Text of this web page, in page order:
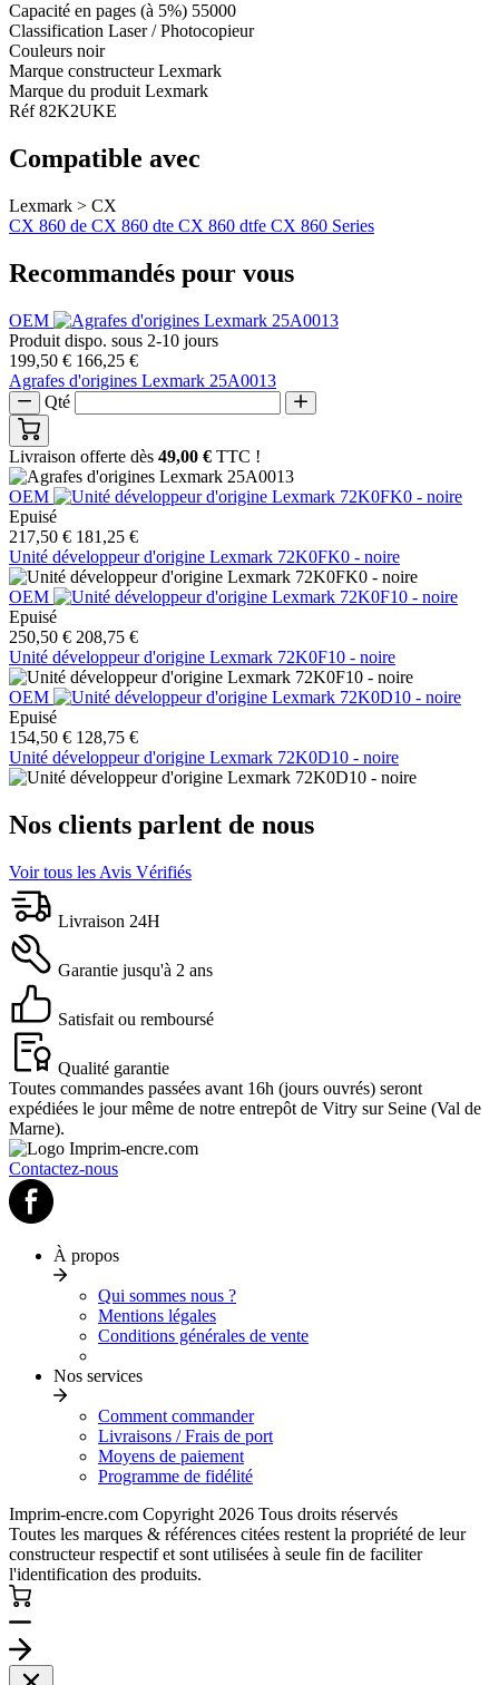
Capacité en pages (à 5%) 55000
Classification Laser / Photocopieur
Couleurs noir
Marque constructeurLexmark
Marque du produit Lexmark
Réf82K2UKE
Compatible avec
Lexmark > CX
CX 860 de CX 860 dte CX 860 dtfe CX 860 Series
Recommandés pour vous
OEM
Produit dispo. sous 2-10 jours
199,50 € 166,25 €
Agrafes d'origines Lexmark 25A0013
Qté
Livraison offerte dès 49,00 € TTC !
OEM
Epuisé
217,50 € 181,25 €
Unité développeur d'origine Lexmark 72K0FK0 - noire
OEM
Epuisé
250,50 € 208,75 €
Unité développeur d'origine Lexmark 72K0F10 - noire
OEM
Epuisé
154,50 € 128,75 €
Unité développeur d'origine Lexmark 72K0D10 - noire
Nos clients parlent de nous
Voir tous les Avis Vérifiés
Livraison 24H
Garantie jusqu'à 2 ans
Satisfait ou remboursé
Qualité garantie
Toutes commandes passées avant 16h (jours ouvrés) seront
expédiées le jour même de notre entrepôt de Vitry sur Seine (Val de
Marne).
Contactez-nous
À propos
Qui sommes nous ?
Mentions légales
Conditions générales de vente
Nos services
Comment commander
Livraisons / Frais de port
Moyens de paiement
Programme de fidélité
Imprim-encre.com Copyright 2026 Tous droits réservés
Toutes les marques & références citées restent la propriété de leur
constructeur respectif et sont utilisées à seule fin de faciliter
l'identification des produits.